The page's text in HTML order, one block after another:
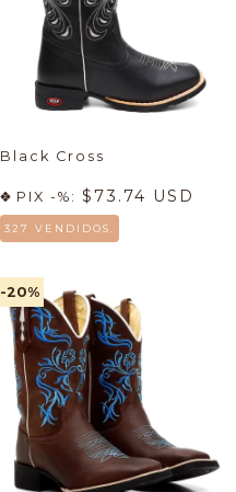
Black Cross
PIX -%: $73.74 USD
327 VENDIDOS.
-20%